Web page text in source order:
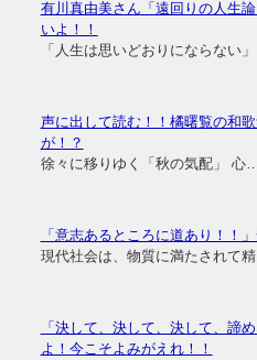
有川真由美さん「遠回りの人生
いよ！！
「人生は思いどおりにならない
声に出して読む！！橘曙覧の和
が！？
徐々に移りゆく「秋の気配」 心
「意志あるところに道あり！！
現代社会は、物質に満たされて
「決して、決して、決して、諦
よ！今こそよみがえれ！！